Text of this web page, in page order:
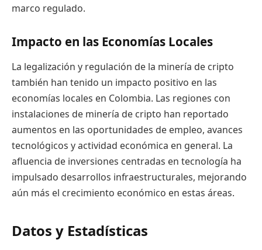
marco regulado.
Impacto en las Economías Locales
La legalización y regulación de la minería de cripto
también han tenido un impacto positivo en las
economías locales en Colombia. Las regiones con
instalaciones de minería de cripto han reportado
aumentos en las oportunidades de empleo, avances
tecnológicos y actividad económica en general. La
afluencia de inversiones centradas en tecnología ha
impulsado desarrollos infraestructurales, mejorando
aún más el crecimiento económico en estas áreas.
Datos y Estadísticas